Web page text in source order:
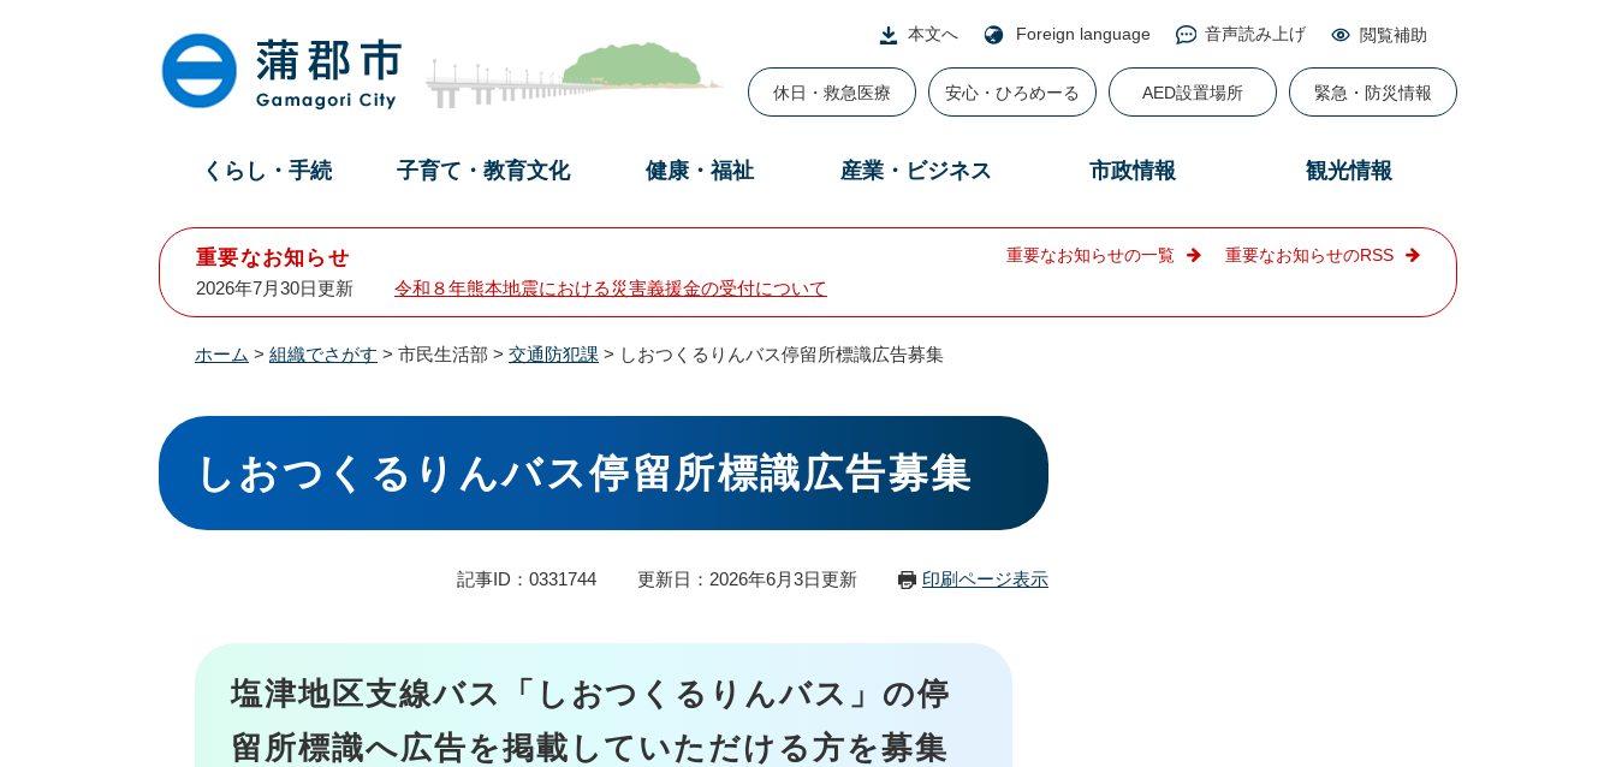
本文へ Foreign language 音声読み上げ 閲覧補助
休日・救急医療 安心・ひろめーる AED設置場所 緊急・防災情報
くらし・手続 子育て・教育文化 健康・福祉 産業・ビジネス 市政情報 観光情報
重要なお知らせ
2026年7月30日更新 令和８年熊本地震における災害義援金の受付について
重要なお知らせの一覧 重要なお知らせのRSS
ホーム > 組織でさがす > 市民生活部 > 交通防犯課 > しおつくるりんバス停留所標識広告募集
本
文
しおつくるりんバス停留所標識広告募集
記事ID：0331744 更新日：2026年6月3日更新 印刷ページ表示
塩津地区支線バス「しおつくるりんバス」の停
留所標識へ広告を掲載していただける方を募集